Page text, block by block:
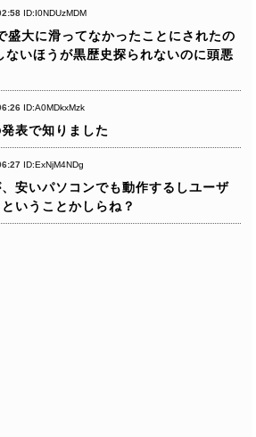
ID:I0NDUzMDM
盛大に滑ってなかったことにされたの
ないほうが黒歴史探られないのに頭悪
ID:A0MDkxMzk
表で知りました
ID:ExNjM4NDg
安いパソコンでも動作するしユーザ
いうことかしらね？